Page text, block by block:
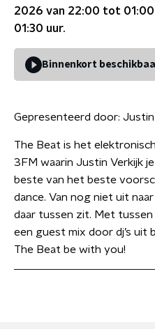
2026 van 22:00 tot 01:00
01:30 uur.
Binnenkort
Gepresenteerd door: Justin
The Beat is het
3FM waarin Justin Verkijk
beste van het beste
dance. Van nog niet uit
daar tussen zit. Met
een guest mix door dj’s uit
The Beat be with you!